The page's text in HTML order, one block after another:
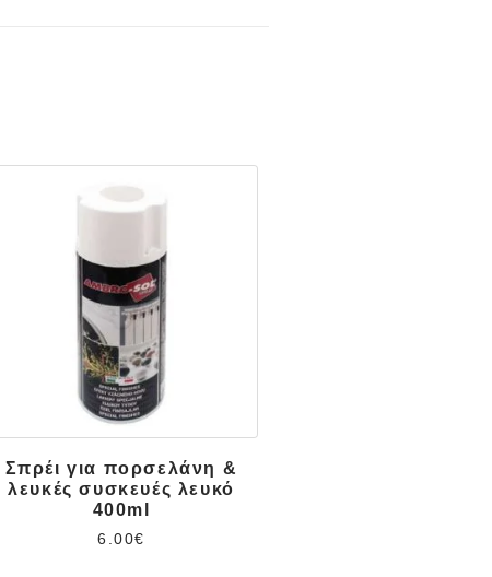
Σπρέι για πορσελάνη &
λευκές συσκευές λευκό
400ml
6.00€